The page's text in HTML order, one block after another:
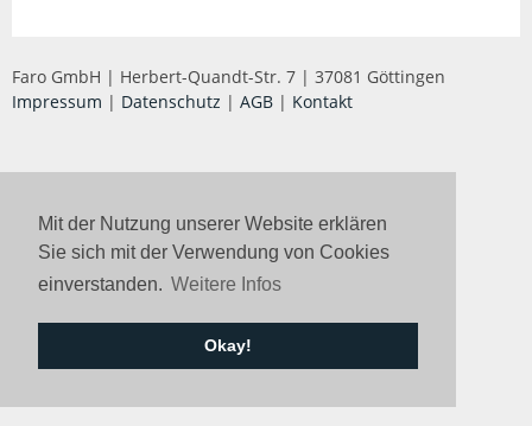
Mit der Nutzung unserer Website erklären
Sie sich mit der Verwendung von Cookies
einverstanden. Weitere Infos
Okay!
Kontakt
Faro GmbH | Herbert-Quandt-Str. 7 | 37081 Göttingen
Impressum | Datenschutz | AGB | Kontakt